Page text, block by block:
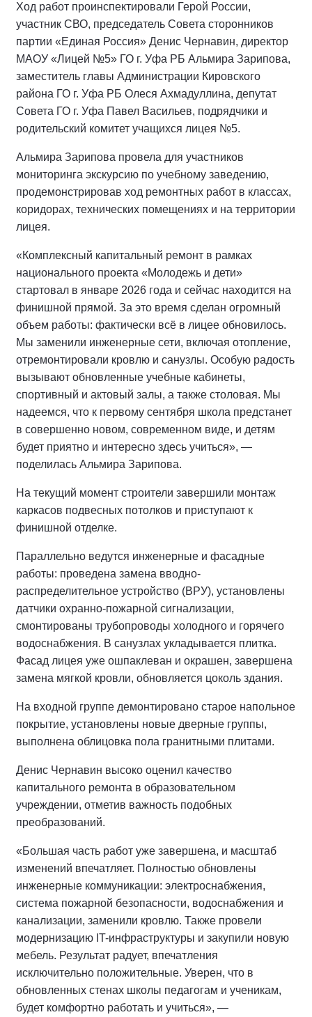
Ход работ проинспектировали Герой России,
участник СВО, председатель Совета сторонников
партии «Единая Россия» Денис Чернавин, директор
МАОУ «Лицей №5» ГО г. Уфа РБ Альмира Зарипова,
заместитель главы Администрации Кировского
района ГО г. Уфа РБ Олеся Ахмадуллина, депутат
Совета ГО г. Уфа Павел Васильев, подрядчики и
родительский комитет учащихся лицея №5.
Альмира Зарипова провела для участников
мониторинга экскурсию по учебному заведению,
продемонстрировав ход ремонтных работ в классах,
коридорах, технических помещениях и на территории
лицея.
«Комплексный капитальный ремонт в рамках
национального проекта «Молодежь и дети»
стартовал в январе 2026 года и сейчас находится на
финишной прямой. За это время сделан огромный
объем работы: фактически всё в лицее обновилось.
Мы заменили инженерные сети, включая отопление,
отремонтировали кровлю и санузлы. Особую радость
вызывают обновленные учебные кабинеты,
спортивный и актовый залы, а также столовая. Мы
надеемся, что к первому сентября школа предстанет
в совершенно новом, современном виде, и детям
будет приятно и интересно здесь учиться», —
поделилась Альмира Зарипова.
На текущий момент строители завершили монтаж
каркасов подвесных потолков и приступают к
финишной отделке.
Параллельно ведутся инженерные и фасадные
работы: проведена замена вводно-
распределительное устройство (ВРУ), установлены
датчики охранно-пожарной сигнализации,
смонтированы трубопроводы холодного и горячего
водоснабжения. В санузлах укладывается плитка.
Фасад лицея уже ошпаклеван и окрашен, завершена
замена мягкой кровли, обновляется цоколь здания.
На входной группе демонтировано старое напольное
покрытие, установлены новые дверные группы,
выполнена облицовка пола гранитными плитами.
Денис Чернавин высоко оценил качество
капитального ремонта в образовательном
учреждении, отметив важность подобных
преобразований.
«Большая часть работ уже завершена, и масштаб
изменений впечатляет. Полностью обновлены
инженерные коммуникации: электроснабжения,
система пожарной безопасности, водоснабжения и
канализации, заменили кровлю. Также провели
модернизацию IT-инфраструктуры и закупили новую
мебель. Результат радует, впечатления
исключительно положительные. Уверен, что в
обновленных стенах школы педагогам и ученикам,
будет комфортно работать и учиться», —